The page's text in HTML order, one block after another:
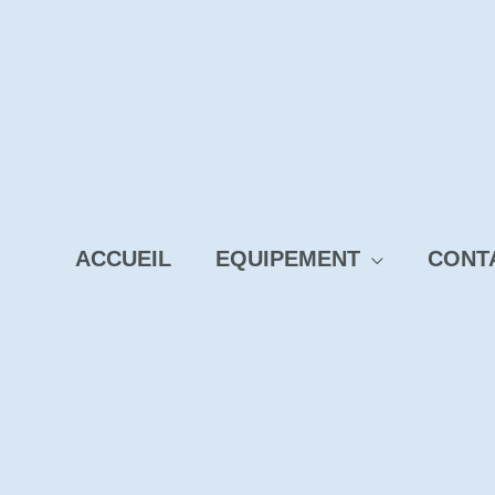
ACCUEIL EQUIPEMENT